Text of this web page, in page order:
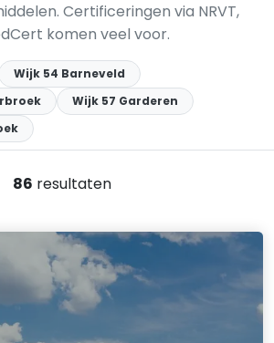
Certificeringen via NRVT,
komen veel voor.
Wijk 54 Barneveld
Wijk 57 Garderen
86 resultaten